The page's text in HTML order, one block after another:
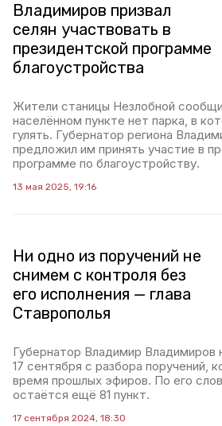
Владимиров призвал
селян участвовать в
президентской программе
благоустройства
Жители станицы Незлобной
населённом пункте нет парка, в
гулять. Губернатор региона
предложил им принять участие в
программе по благоустройству.
13 мая 2025, 19:16
Ни одно из поручений не
снимем с контроля без
его исполнения — глава
Ставрополья
Губернатор Владимир Владимиров
17 сентября с разбора поручений,
время прошлых эфиров. По его
остаётся ещё 81 пункт.
17 сентября 2024, 18:30